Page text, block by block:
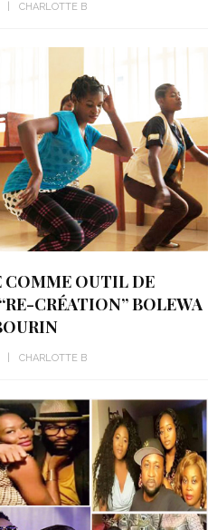
CHARLOTTE B
COMME OUTIL DE
CRÉATION” BOLEWA
CHARLOTTE B